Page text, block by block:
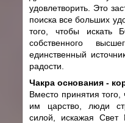
удовлетворить. Это
поиска все больших
того, чтобы
собственного
единственный
радости.
Чакра основания -
Вместо принятия того,
им царство, люди
силой, искажая